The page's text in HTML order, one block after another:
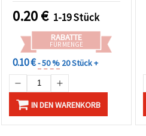
0.20€ 1-19 Stück
RABATTE
FÜR MENGE
0.10 €- 50 % 20 Stück +
IN DEN WARENKORB